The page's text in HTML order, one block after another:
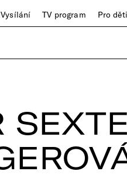
TV program Pro děti